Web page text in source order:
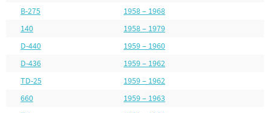
B-275
1958 – 1968
140
1958 – 1979
D-440
1959 – 1960
D-436
1959 – 1962
TD-25
1959 – 1962
660
1959 – 1963